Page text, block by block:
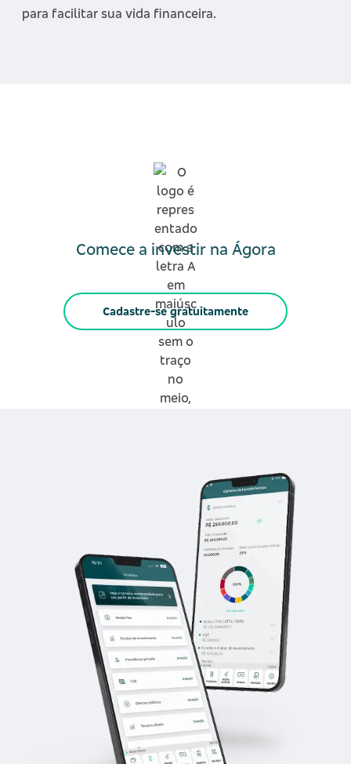
para facilitar sua vida financeira.
Comece a investir na Ágora
Cadastre-se gratuitamente